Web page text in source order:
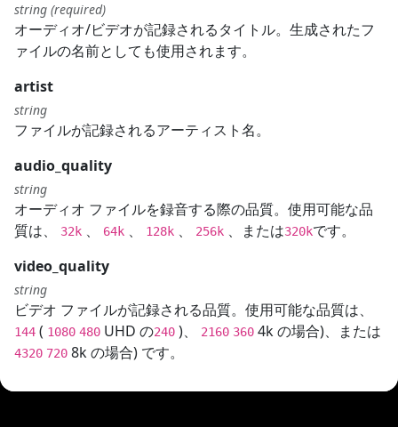
string (required)
オーディオ/ビデオが記録されるタイトル。生成されたフ
ァイルの名前としても使用されます。
artist
string
ファイルが記録されるアーティスト名。
audio_quality
string
オーディオ ファイルを録音する際の品質。使用可能な品
質は、
32k 、 64k 、 128k 、 256k 、または320kです。
video_quality
string
ビデオ ファイルが記録される品質。使用可能な品質は、
144 ( 1080 480 UHD の240 )、 2160 360 4k の場合)、または
4320 720 8k の場合) です。